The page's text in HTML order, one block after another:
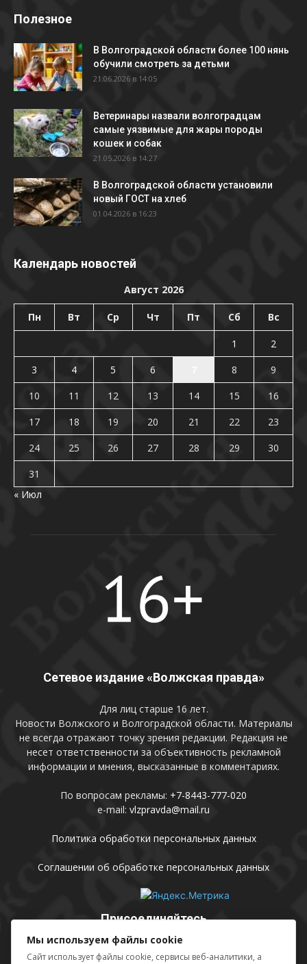
Полезное
В Волгоградской области более 100 нянь
обучили смотреть за детьми
21.06.2026 в 14:05
Ветеринары назвали волгоградцам
самые уязвимые для жары породы
кошек и собак
21.05.2026 в 14:27
В Волгоградской области установили
новый ГОСТ на хлеб
01.04.2026 в 16:23
Календарь новостей
Август 2026
Пн Вт Ср Чт Пт Сб Вс
1
2
3
4 5 6 8
9
10
11 12 13 14 15
16
17
18 19 20 21 22
23
24
25 26 27 28 29
30
31
« Июл
Сетевое издание «Волжская правда»
Для лиц старше 16 лет.
Новости Волжского и Волгоградской области. Материалы
не всегда отражают точку зрения редакции. Редакция не
несет ответственности за объективность рекламной
информации и мнения, высказанные в комментариях.
По вопросам рекламы: +7-8443-777-020
e-mail: vlzpravda@mail.ru
Политика обработки персональных данных
Соглашении об обработке персональных данных
Присоединяйтесь
Мы используем файлы cookie
Сайт использует файлы cookie, сервисы веб-аналитики, а